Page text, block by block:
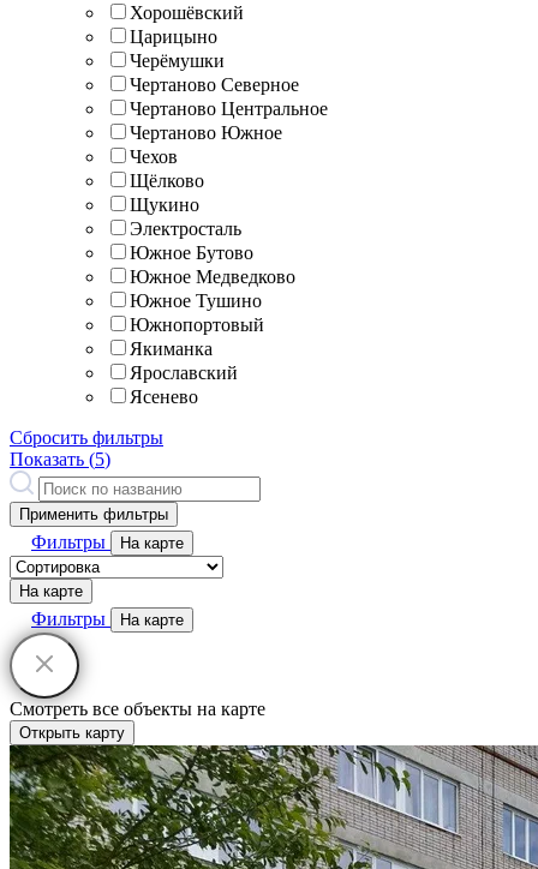
Хорошёвский
Царицыно
Черёмушки
Чертаново Северное
Чертаново Центральное
Чертаново Южное
Чехов
Щёлково
Щукино
Электросталь
Южное Бутово
Южное Медведково
Южное Тушино
Южнопортовый
Якиманка
Ярославский
Ясенево
Сбросить фильтры
Показать (5)
Применить фильтры
Фильтры На карте
На карте
Фильтры На карте
Смотреть все объекты на карте
Открыть карту